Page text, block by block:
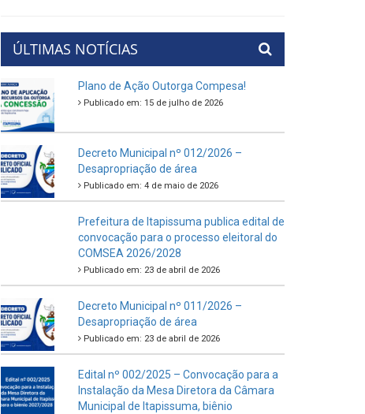
ÚLTIMAS NOTÍCIAS
Plano de Ação Outorga Compesa!
Publicado em: 15 de julho de 2026
Decreto Municipal nº 012/2026 –
Desapropriação de área
Publicado em: 4 de maio de 2026
Prefeitura de Itapissuma publica edital de
convocação para o processo eleitoral do
COMSEA 2026/2028
Publicado em: 23 de abril de 2026
Decreto Municipal nº 011/2026 –
Desapropriação de área
Publicado em: 23 de abril de 2026
Edital nº 002/2025 – Convocação para a
Instalação da Mesa Diretora da Câmara
Municipal de Itapissuma, biênio